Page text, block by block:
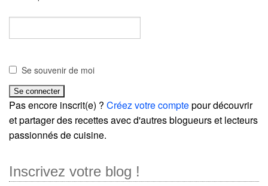
Se souvenir de moi
Pas encore inscrit(e) ? Créez votre comptepour découvrir
et partager des recettes avec d'autres blogueurs et lecteurs
passionnés de cuisine.
Inscrivez votre blog !